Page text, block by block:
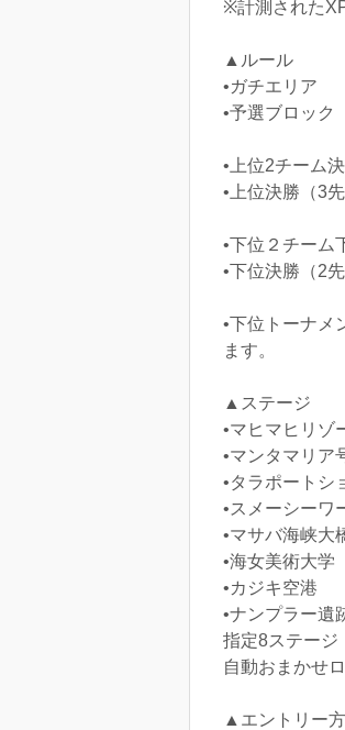
※計測された
▲ルール
•ガチエリア
•予選ブロック
•上位2チーム
•上位決勝（3先
•下位２チーム
•下位決勝（2先
•下位トーナ
ます。
▲ステージ
•マヒマヒリゾ
•マンタマリア
•タラポートシ
•スメーシーワ
•マサバ海峡大
•海女美術大学
•カジキ空港
•ナンプラー遺
指定8ステージ
自動おまかせ
▲エントリー